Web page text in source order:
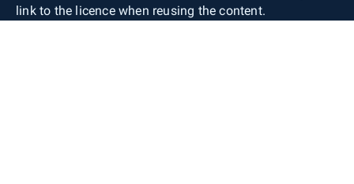
link to the licence when reusing the content.